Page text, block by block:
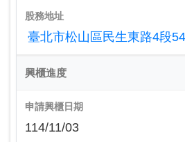
股務地址
臺北市松山區民生東路4段
興櫃進度
申請興櫃日期
114/11/03